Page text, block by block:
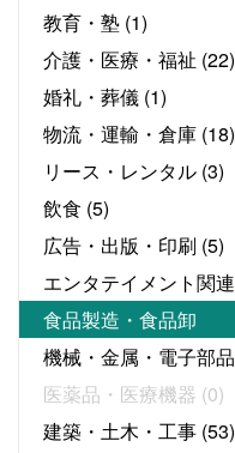
教育・塾 (1)
介護・医療・福祉 (22)
婚礼・葬儀 (1)
物流・運輸・倉庫 (18)
リース・レンタル (3)
飲食 (5)
広告・出版・印刷 (5)
エンタテイメント関連
食品製造・食品卸
機械・金属・電子部品
医薬品・医療機器 (0)
建築・土木・工事 (53)